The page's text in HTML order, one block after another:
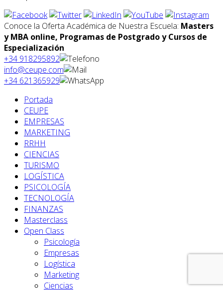
Conoce la Oferta Académica de Nuestra Escuela: Masters
y MBA online, Programas de Postgrado y Cursos de
Especialización
+34 918295892
info@ceupe.com
+34 621365929
Portada
CEUPE
EMPRESAS
MARKETING
RRHH
CIENCIAS
TURISMO
LOGÍSTICA
PSICOLOGÍA
TECNOLOGÍA
FINANZAS
Masterclass
Open Class
Psicología
Empresas
Logística
Marketing
Ciencias